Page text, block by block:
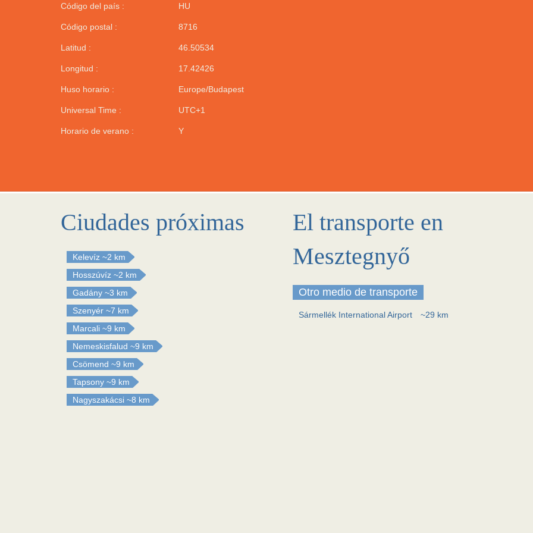
Código del país : HU
Código postal : 8716
Latitud : 46.50534
Longitud : 17.42426
Huso horario : Europe/Budapest
Universal Time : UTC+1
Horario de verano : Y
Ciudades próximas
Kelevíz ~2 km
Hosszúvíz ~2 km
Gadány ~3 km
Szenyér ~7 km
Marcali ~9 km
Nemeskisfalud ~9 km
Csömend ~9 km
Tapsony ~9 km
Nagyszakácsi ~8 km
El transporte en
Mesztegnyő
Otro medio de transporte
Sármellék International Airport ~29 km